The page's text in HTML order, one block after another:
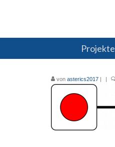
Projekte
von asterics2017 | |